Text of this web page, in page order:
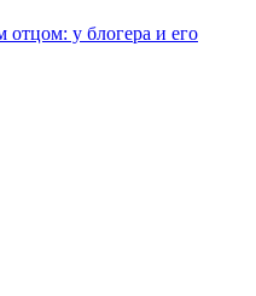
отцом: у блогера и его